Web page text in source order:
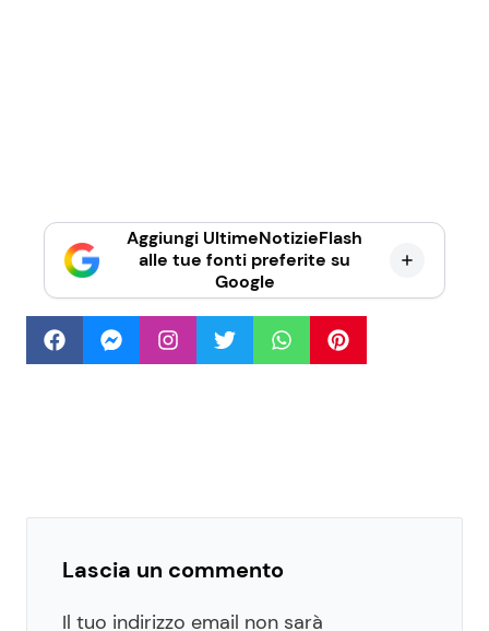
Aggiungi UltimeNotizieFlash
alle tue fonti preferite su
Google
Lascia un commento
Il tuo indirizzo email non sarà